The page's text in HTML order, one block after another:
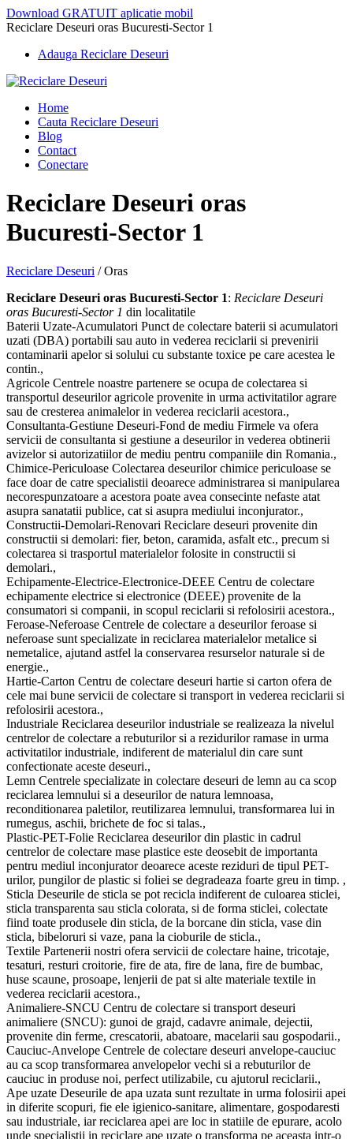
Download GRATUIT aplicatie mobil
Reciclare Deseuri oras Bucuresti-Sector 1
Adauga Reciclare Deseuri
Home
Cauta Reciclare Deseuri
Blog
Contact
Conectare
Reciclare Deseuri oras
Bucuresti-Sector 1
Reciclare Deseuri /Oras
Reciclare Deseuri oras Bucuresti-Sector 1: Reciclare Deseuri
oras Bucuresti-Sector 1 din localitatile
Baterii Uzate-Acumulatori Punct de colectare baterii si acumulatori
uzati (DBA) portabili sau auto in vederea reciclarii si prevenirii
contaminarii apelor si solului cu substante toxice pe care acestea le
contin.,
Agricole Centrele noastre partenere se ocupa de colectarea si
transportul deseurilor agricole provenite in urma activitatilor agrare
sau de cresterea animalelor in vederea reciclarii acestora.,
Consultanta-Gestiune Deseuri-Fond de mediu Firmele va ofera
servicii de consultanta si gestiune a deseurilor in vederea obtinerii
avizelor si autorizatiilor de mediu pentru companiile din Romania.,
Chimice-Periculoase Colectarea deseurilor chimice periculoase se
face doar de catre specialistii deoarece administrarea si manipularea
necorespunzatoare a acestora poate avea consecinte nefaste atat
asupra sanatatii publice, cat si asupra mediului inconjurator.,
Constructii-Demolari-Renovari Reciclare deseuri provenite din
constructii si demolari: fier, beton, caramida, asfalt etc., precum si
colectarea si trasportul materialelor folosite in constructii si
demolari.,
Echipamente-Electrice-Electronice-DEEE Centru de colectare
echipamente electrice si electronice (DEEE) provenite de la
consumatori si companii, in scopul reciclarii si refolosirii acestora.,
Feroase-Neferoase Centrele de colectare a deseurilor feroase si
neferoase sunt specializate in reciclarea materialelor metalice si
nemetalice, ajutand astfel la conservarea resurselor naturale si de
energie.,
Hartie-Carton Centru de colectare deseuri hartie si carton ofera de
cele mai bune servicii de colectare si transport in vederea reciclarii si
refolosirii acestora.,
Industriale Reciclarea deseurilor industriale se realizeaza la nivelul
centrelor de colectare a rebuturilor si a rezidurilor ramase in urma
activitatilor industriale, indiferent de materialul din care sunt
confectionate aceste deseuri.,
Lemn Centrele specializate in colectare deseuri de lemn au ca scop
reciclarea lemnului si a deseurilor de natura lemnoasa,
reconditionarea paletilor, reutilizarea lemnului, transformarea lui in
rumegus, aschii, brichete de foc si talas.,
Plastic-PET-Folie Reciclarea deseurilor din plastic in cadrul
centrelor de colectare mase plastice este deosebit de importanta
pentru mediul inconjurator deoarece aceste reziduri de tipul PET-
urilor, pungilor de plastic si foliei se degradeaza foarte greu in timp. ,
Sticla Deseurile de sticla se pot recicla indiferent de culoarea sticlei,
sticla transparenta sau sticla colorata, si de forma sticlei, colectate
fiind toate produsele din sticla, de la borcane din sticla, vase din
sticla, bibeloruri si vaze, pana la cioburile de sticla.,
Textile Partenerii nostri ofera servicii de colectare haine, tricotaje,
tesaturi, resturi croitorie, fire de ata, fire de lana, fire de bumbac,
huse scaune, prosoape, lenjerii de pat si alte materiale textile in
vederea reciclarii acestora.,
Animaliere-SNCU Centru de colectare si transport deseuri
animaliere (SNCU): gunoi de grajd, cadavre animale, dejectii,
provenite din ferme, crescatorii, abatoare, macelarii sau gospodarii.,
Cauciuc-Anvelope Centrele de colectare deseuri anvelope-cauciuc
au ca scop transformarea anvelopelor vechi si a rebuturilor de
cauciuc in produse noi, perfect utilizabile, cu ajutorul reciclarii.,
Ape uzate Deseurile de apa uzata sunt rezultate in urma folosirii apei
in diferite scopuri, fie ele igienico-sanitare, alimentare, gospodaresti
sau industriale, iar reciclarea apei are loc in statiile de epurare, acolo
unde specialistii in reciclare ape uzate o transforma pe aceasta intr-o